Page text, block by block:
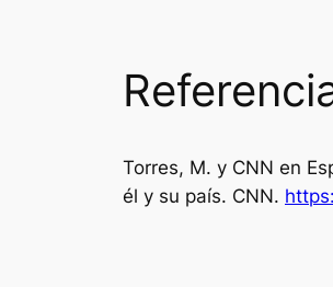
Torres, M. y CNN en
él y su país. CNN.